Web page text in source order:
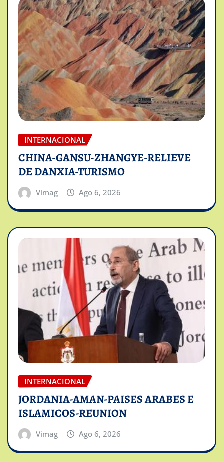
INTERNACIONAL
CHINA-GANSU-ZHANGYE-RELIEVE
DE DANXIA-TURISMO
Vimag Ago 6, 2026
INTERNACIONAL
JORDANIA-AMAN-PAISES ARABES E
ISLAMICOS-REUNION
Vimag Ago 6, 2026